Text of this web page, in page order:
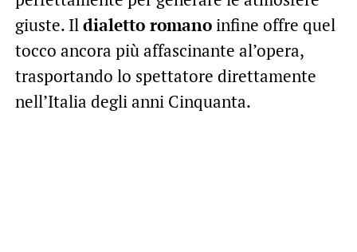
giuste. Ildialetto romanoinfine offre quel
tocco ancora più affascinante al’opera,
trasportando lo spettatore direttamente
nell’Italia degli anni Cinquanta.